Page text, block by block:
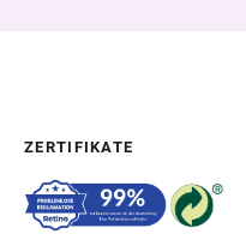
ZERTIFIKATE